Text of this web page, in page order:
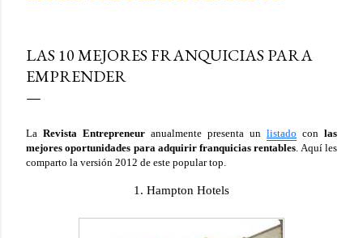
LAS 10 MEJORES FRANQUICIAS PARA
EMPRENDER
La Revista Entrepreneur anualmente presenta un listado con las
mejores oportunidades para adquirir franquicias rentables . Aquí les
comparto la versión 2012 de este popular top.
1. Hampton Hotels